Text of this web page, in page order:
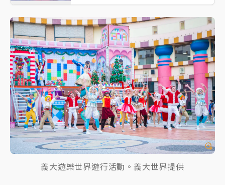
義大遊樂世界遊行活動。義大世界提供